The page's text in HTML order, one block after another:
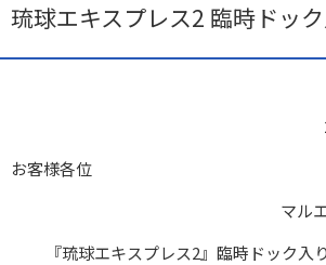
琉球エキスプレス2 臨時ドッ
お客様各位
マル
『琉球エキスプレス2』臨時ドック入